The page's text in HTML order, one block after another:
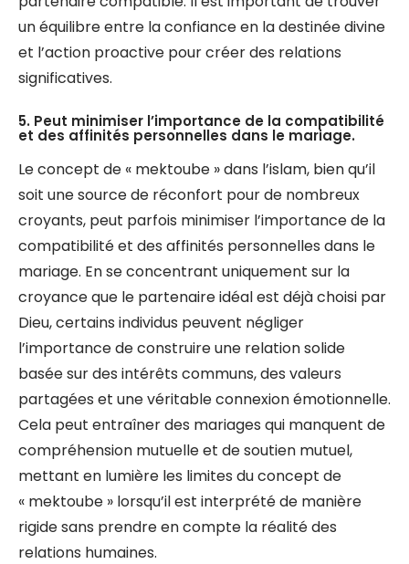
un équilibre entre la confiance en la destinée divine
et l’action proactive pour créer des relations
significatives.
5. Peut minimiser l’importance de la compatibilité
et des affinités personnelles dans le mariage.
Le concept de « mektoube » dans l’islam, bien qu’il
soit une source de réconfort pour de nombreux
croyants, peut parfois minimiser l’importance de la
compatibilité et des affinités personnelles dans le
mariage. En se concentrant uniquement sur la
croyance que le partenaire idéal est déjà choisi par
Dieu, certains individus peuvent négliger
l’importance de construire une relation solide
basée sur des intérêts communs, des valeurs
partagées et une véritable connexion émotionnelle.
Cela peut entraîner des mariages qui manquent de
compréhension mutuelle et de soutien mutuel,
mettant en lumière les limites du concept de
« mektoube » lorsqu’il est interprété de manière
rigide sans prendre en compte la réalité des
relations humaines.